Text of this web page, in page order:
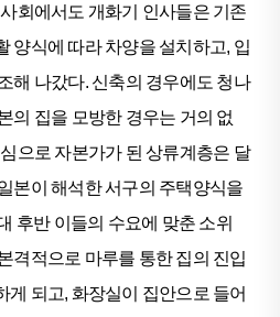
회에서도 개화기 인사들은 기존
양식에 따라 차양을 설치하고, 입
해 나갔다. 신축의 경우에도 청나
의 집을 모방한 경우는 거의 없
으로 자본가가 된 상류계층은 달
본이 해석한 서구의 주택양식을
후반 이들의 수요에 맞춘 소위
격적으로 마루를 통한 집의 진입
게 되고, 화장실이 집안으로 들어